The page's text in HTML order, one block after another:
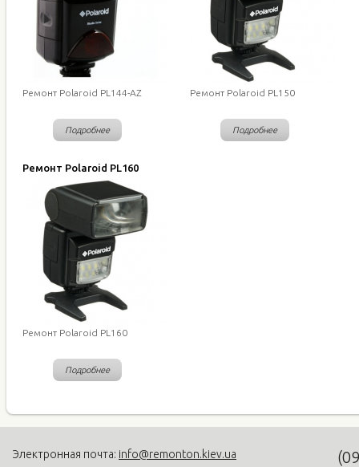
Ремонт Polaroid PL144-AZ
Подробнее
Ремонт Polaroid PL150
Подробнее
Ремонт Polaroid PL160
Ремонт Polaroid PL160
Подробнее
Электронная почта: info@remonton.kiev.ua